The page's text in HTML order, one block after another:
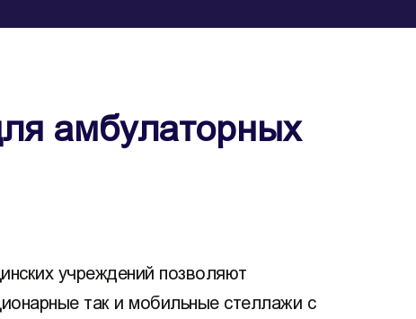
амбулаторных
учреждений позволяют
так и мобильные стеллажи с